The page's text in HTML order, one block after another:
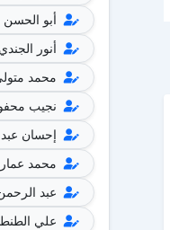
أبو
أنور الجندي
محمد
نجيب
إحسان
محمد
عبد
علي